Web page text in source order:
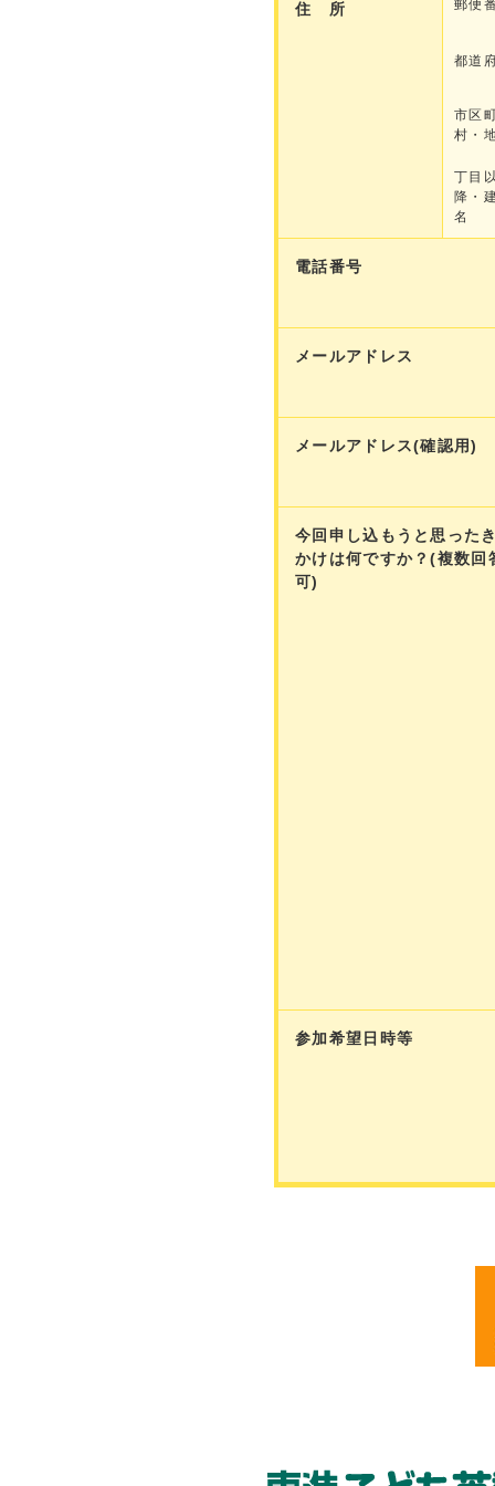
住 所 郵便
都道
市区
村・
丁目
降・
名
電話番号
メールアドレス
メールアドレス(確認用)
今回申し込もうと思った
かけは何ですか？(複数回
可)
参加希望日時等